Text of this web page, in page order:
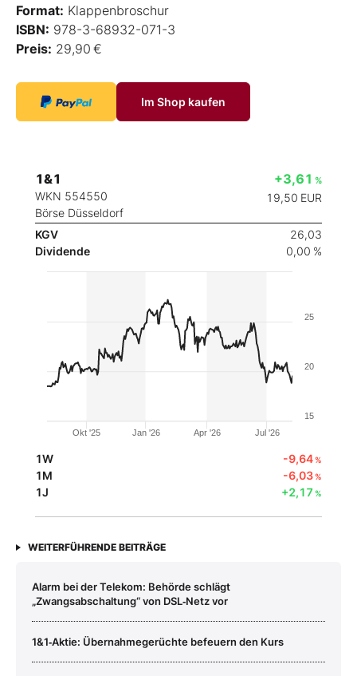
Format: Klappenbroschur
ISBN: 978-3-68932-071-3
Preis: 29,90 €
Im Shop kaufen
1&1
WKN 554550
Börse Düsseldorf
+3,61 %
19,50 EUR
KGV
26,03
Dividende
0,00 %
Okt '25 Jan '26 Apr '26 Jul '26
15
20
25
1W -9,64%
1M -6,03%
1J +2,17 %
WEITERFÜHRENDE BEITRÄGE
Alarm bei der Telekom: Behörde schlägt
„Zwangsabschaltung“ von DSL‑Netz vor
1&1‑Aktie: Übernahmegerüchte befeuern den Kurs